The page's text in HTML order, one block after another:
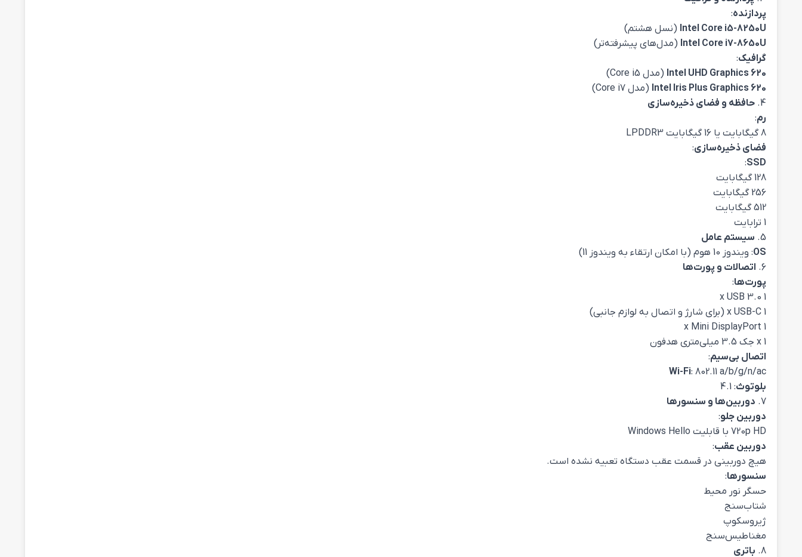
پردازنده
Intel Core i5-8250U (نسل هشتم)
Intel Core i7-8650U (مدل‌های پیشرفته‌تر)
گرافیک
Intel UHD Graphics 620 (مدل Core i5)
Intel Iris Plus Graphics 620 (مدل Core i7)
4.
حافظه و فضای ذخیره‌سازی
8 گیگابایت یا 16 گیگابایت LPDDR3
فضای ذخیره‌سازی
SSD
128 گیگابایت
256 گیگابایت
512 گیگابایت
1 ترابایت
5. سیستم عامل
OS : ویندوز 10 هوم (با امکان ارتقاء به ویندوز 11)
6. اتصالات و پورت‌ها
پورت‌ها
1 x USB 3.0
1 x USB-C (برای شارژ و اتصال به لوازم جانبی)
1 x Mini DisplayPort
1 x جک 3.5 میلی‌متری هدفون
اتصال بی‌سیم
Wi-Fi : 802.11 a/b/g/n/ac
بلوتوث
7.
دوربین‌ها و سنسورها
دوربین جلو
720p HD با قابلیت Windows Hello
دوربین عقب
هیچ دوربینی در قسمت عقب دستگاه تعبیه نشده است.
سنسورها
حسگر نور محیط
شتاب‌سنج
ژیروسکوپ
مغناطیس‌سنج
8.
باتری